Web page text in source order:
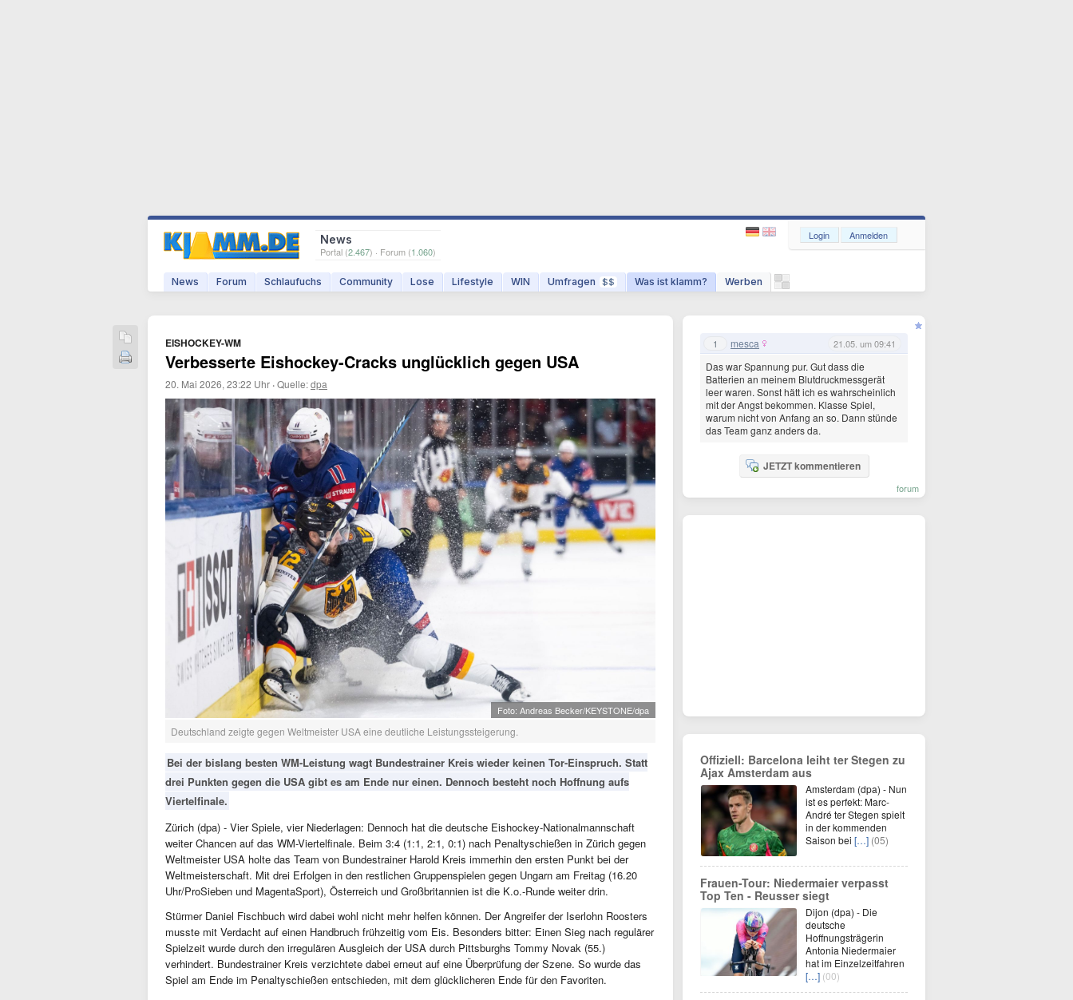
News
Portal (2.467) · Forum (1.060)
News Forum Schlaufuchs Community Lose Lifestyle WIN Umfragen $$ Was ist klamm? Werben
Login Anmelden
EISHOCKEY-WM
Verbesserte Eishockey-Cracks unglücklich gegen USA
20. Mai 2026, 23:22 Uhr ·Quelle:dpa
Foto: Andreas Becker/KEYSTONE/dpa
Deutschland zeigte gegen Weltmeister USA eine deutliche Leistungssteigerung.
Bei der bislang besten WM-Leistung wagt Bundestrainer Kreis wieder keinen Tor-Einspruch. Statt
drei Punkten gegen die USA gibt es am Ende nur einen. Dennoch besteht noch Hoffnung aufs
Viertelfinale.
Zürich (dpa) - Vier Spiele, vier Niederlagen: Dennoch hat die deutsche Eishockey-Nationalmannschaft
weiter Chancen auf das WM-Viertelfinale. Beim 3:4 (1:1, 2:1, 0:1) nach Penaltyschießen in Zürich gegen
Weltmeister USA holte das Team von Bundestrainer Harold Kreis immerhin den ersten Punkt bei der
Weltmeisterschaft. Mit drei Erfolgen in den restlichen Gruppenspielen gegen Ungarn am Freitag (16.20
Uhr/ProSieben und MagentaSport), Österreich und Großbritannien ist die K.o.-Runde weiter drin.
Stürmer Daniel Fischbuch wird dabei wohl nicht mehr helfen können. Der Angreifer der Iserlohn Roosters
musste mit Verdacht auf einen Handbruch frühzeitig vom Eis. Besonders bitter: Einen Sieg nach regulärer
Spielzeit wurde durch den irregulären Ausgleich der USA durch Pittsburghs Tommy Novak (55.)
verhindert. Bundestrainer Kreis verzichtete dabei erneut auf eine Überprüfung der Szene. So wurde das
Spiel am Ende im Penaltyschießen entschieden, mit dem glücklicheren Ende für den Favoriten.
1 mesca 21.05. um 09:41
Das war Spannung pur. Gut dass die
Batterien an meinem Blutdruckmessgerät
leer waren. Sonst hätt ich es wahrscheinlich
mit der Angst bekommen. Klasse Spiel,
warum nicht von Anfang an so. Dann stünde
das Team ganz anders da.
JETZT kommentieren
forum
Offiziell: Barcelona leiht ter Stegen zu
Ajax Amsterdam aus
Amsterdam (dpa) - Nun
ist es perfekt: Marc-
André ter Stegen spielt
in der kommenden
Saison bei […] (05)
Frauen-Tour: Niedermaier verpasst
Top Ten - Reusser siegt
Dijon (dpa) - Die
deutsche
Hoffnungsträgerin
Antonia Niedermaier
hat im Einzelzeitfahren
[…] (00)